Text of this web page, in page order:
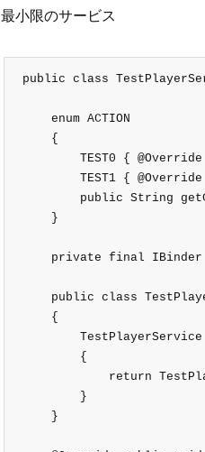
最小限のサービス
public class
    enum ACTION
    {
TEST0 {
TEST1 {
public String
    }
private final
public class
    {
        {
return
        }
    }